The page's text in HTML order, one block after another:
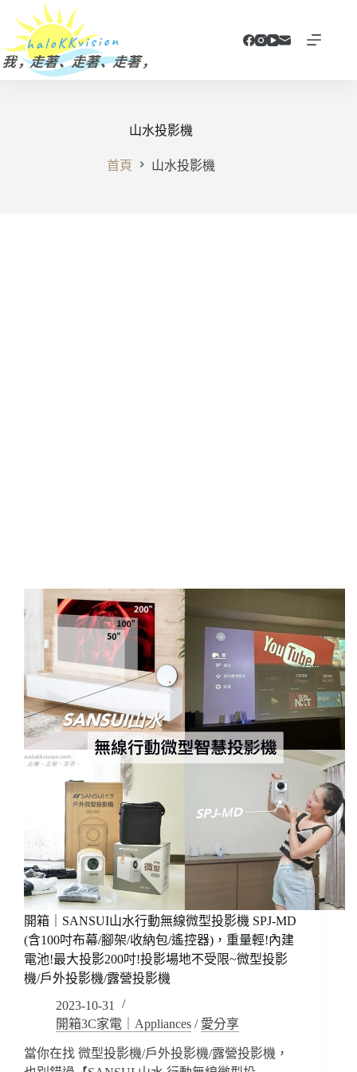
主
要
山水投影機
首頁 山水投影機
開箱｜SANSUI山水行動無線微型投影機 SPJ-MD
(含100吋布幕/腳架/收納包/遙控器)，重量輕!內建
電池!最大投影200吋!投影場地不受限~微型投影
機/戶外投影機/露營投影機
2023-10-31
開箱3C家電｜Appliances / 愛分享
當你在找 微型投影機/戶外投影機/露營投影機，